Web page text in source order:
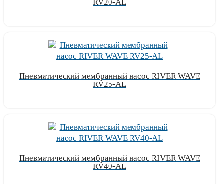
RV20-AL
Пневматический мембранный насос RIVER WAVE
RV25-AL
Пневматический мембранный насос RIVER WAVE
RV40-AL